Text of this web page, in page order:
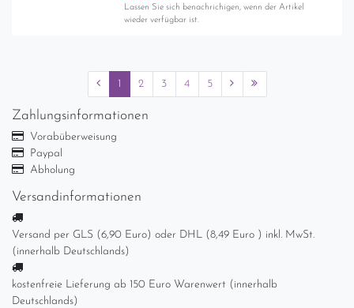
Lassen Sie sich benachrichigen, wenn der Artikel
wieder verfügbar ist.
1 2 3 4 5
Zahlungsinformationen
Vorabüberweisung
Paypal
Abholung
Versandinformationen
Versand per GLS (6,90 Euro) oder DHL (8,49 Euro ) inkl. MwSt.
(innerhalb Deutschlands)
kostenfreie Lieferung ab 150 Euro Warenwert (innerhalb
Deutschlands)